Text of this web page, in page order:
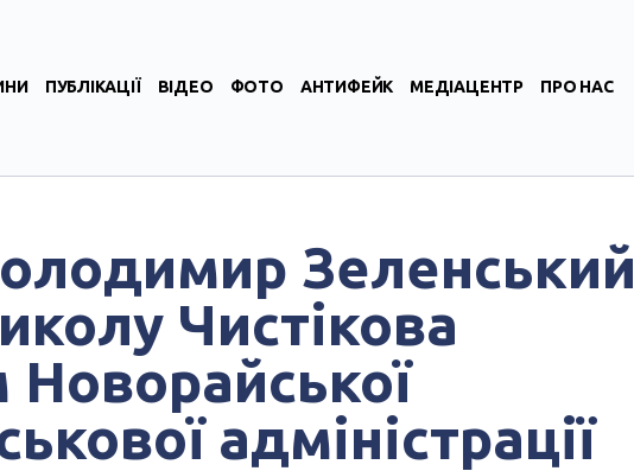
ПУБЛІКАЦІЇ ВІДЕО ФОТО АНТИФЕЙК МЕДІАЦЕНТР ПРО НАС
Зеленський
Чистікова
адміністрації